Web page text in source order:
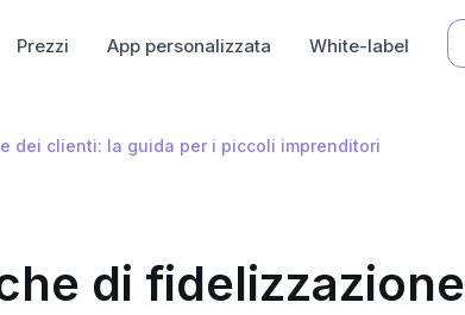
Prezzi App personalizzata White-label
dei clienti: la guida per i piccoli imprenditori
di fidelizzazione